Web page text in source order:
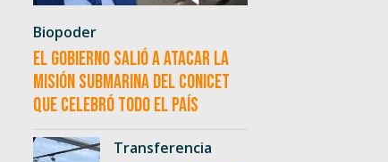
Biopoder
El Gobierno salió a atacar la
misión submarina del CONICET
que celebró todo el país
Transferencia